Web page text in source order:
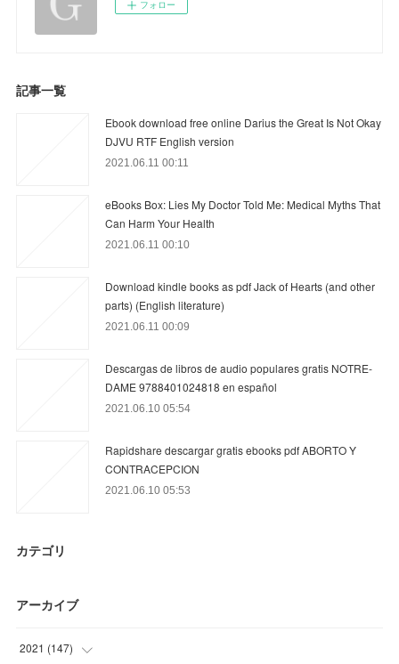
フォロー
記事一覧
Ebook download free online Darius the Great Is Not Okay
DJVU RTF English version
2021.06.11 00:11
eBooks Box: Lies My Doctor Told Me: Medical Myths That
Can Harm Your Health
2021.06.11 00:10
Download kindle books as pdf Jack of Hearts (and other
parts) (English literature)
2021.06.11 00:09
Descargas de libros de audio populares gratis NOTRE-
DAME 9788401024818 en español
2021.06.10 05:54
Rapidshare descargar gratis ebooks pdf ABORTO Y
CONTRACEPCION
2021.06.10 05:53
カテゴリ
アーカイブ
2021 (147)